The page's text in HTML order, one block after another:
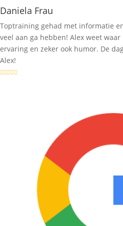
Daniela Frau
Toptraining gehad met informatie
veel aan ga hebben! Alex weet
ervaring en zeker ook humor. De
Alex!
